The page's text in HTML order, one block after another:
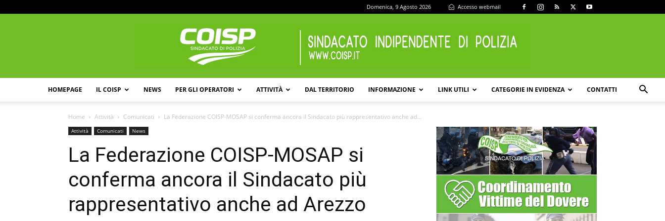
Domenica, 9 Agosto 2026 Accesso webmail
HOMEPAGE IL COISP NEWS PER GLI OPERATORI ATTIVITÀ DAL TERRITORIO INFORMAZIONE LINK UTILI CATEGORIE IN EVIDENZA CONTATTI
Home Attività Comunicati La Federazione COISP-MOSAP si conferma ancora il Sindacato più rappresentativo anche ad...
Attività Comunicati News
La Federazione COISP-MOSAP si
conferma ancora il Sindacato più
rappresentativo anche ad Arezzo